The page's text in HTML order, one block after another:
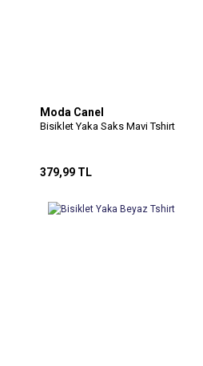
Moda Canel
Bisiklet Yaka Saks Mavi Tshirt
379,99 TL